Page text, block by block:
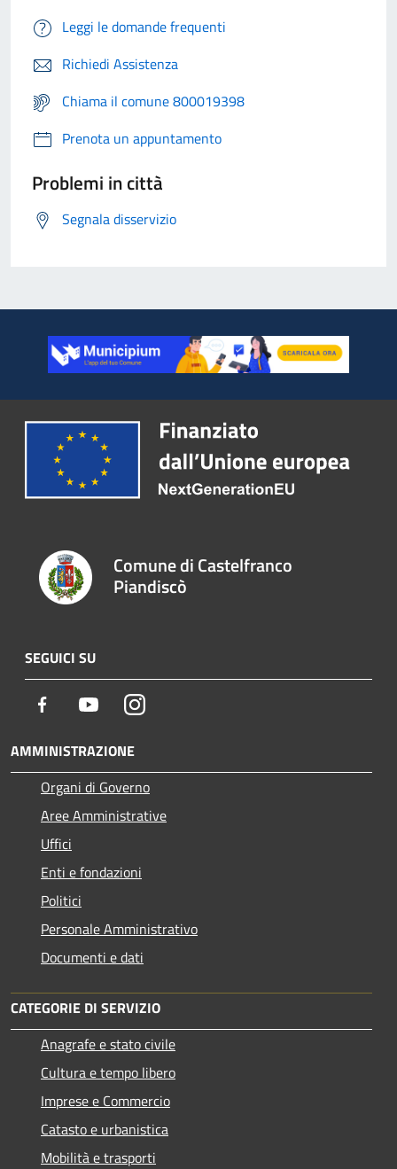
Leggi le domande frequenti
Richiedi Assistenza
Chiama il comune 800019398
Prenota un appuntamento
Problemi in città
Segnala disservizio
Comune di Castelfranco
Piandiscò
SEGUICI SU
Facebook YoutubeInstagram
AMMINISTRAZIONE
Organi di Governo
Aree Amministrative
Uffici
Enti e fondazioni
Politici
Personale Amministrativo
Documenti e dati
CATEGORIE DI SERVIZIO
Anagrafe e stato civile
Cultura e tempo libero
Imprese e Commercio
Catasto e urbanistica
Mobilità e trasporti